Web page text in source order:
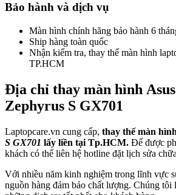
Bảo hành và dịch vụ
Màn hình chính hãng bảo hành 6
Ship hàng toàn quốc
Nhận kiểm tra, thay thế màn hình
TP.HCM
Địa chỉ thay màn hình
Zephyrus S GX701
Laptopcare.vn cung cấp, thay thế màn hình
S GX701 lấy liền tại Tp.HCM. Để được
khách có thể liên hệ hotline đặt lịch sửa
Với nhiều năm kinh nghiệm trong lĩnh vực
nguồn hàng đảm bảo chất lượng. Chúng tôi